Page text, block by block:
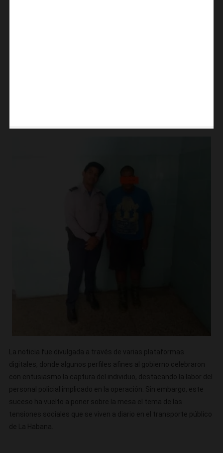
La noticia fue divulgada a través de varias plataformas
digitales, donde algunos perfiles afines al gobierno celebraron
con entusiasmo la captura del individuo, destacando la labor del
personal policial implicado en la operación. Sin embargo, este
suceso ha vuelto a poner sobre la mesa el tema de las
tensiones sociales que se viven a diario en el transporte público
de La Habana.